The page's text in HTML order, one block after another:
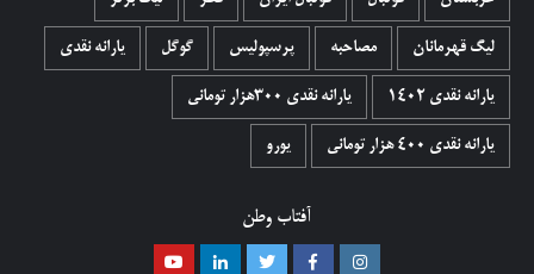
لیگ قهرمانان مصاحبه پرسپولیس گوگل یارانه نقدی
یارانه نقدی 1402 یارانه نقدی ۳۰۰هزار تومانی
یارانه نقدی ۴۰۰ هزار تومانی یورو
آفتاب وطن
اینستاگرام فیسبوک توییتر لینکدین یوتیوب